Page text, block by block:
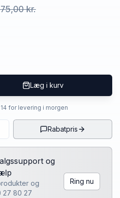
kr.
Læg i kurv
for levering i morgen
Rabatpris
og
og
27 80 27
Ring nu